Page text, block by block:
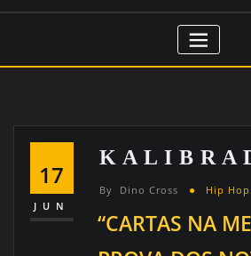
17
JUN
K A L I B R A
By Dino Cross Hip
“CARTAS NA